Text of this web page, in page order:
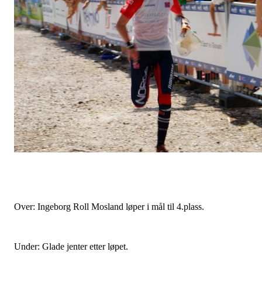
Over: Ingeborg Roll Mosland løper i mål til 4.plass.
Under: Glade jenter etter løpet.